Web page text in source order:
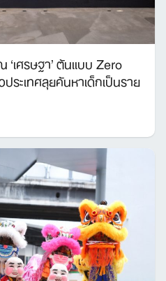
เศรษฐา’ ต้นแบบ Zero
ะเทศลุยค้นหาเด็กเป็นราย